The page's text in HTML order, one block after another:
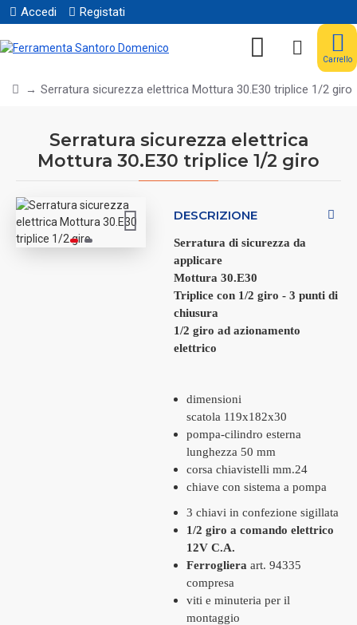
Accedi Registati
Carrello
Serratura sicurezza elettrica Mottura 30.E30 triplice 1/2 giro
Serratura sicurezza elettrica
Mottura 30.E30 triplice 1/2 giro
DESCRIZIONE
Serratura di sicurezza da
applicare
Mottura 30.E30
Triplice con 1/2 giro - 3 punti di
chiusura
1/2 giro ad azionamento
elettrico
dimensioni
scatola 119x182x30
pompa-cilindro esterna
lunghezza 50 mm
corsa chiavistelli mm.24
chiave con sistema a pompa
3 chiavi in confezione sigillata
1/2 giro a comando elettrico
12V C.A.
Ferrogliera art. 94335
compresa
viti e minuteria per il
montaggio